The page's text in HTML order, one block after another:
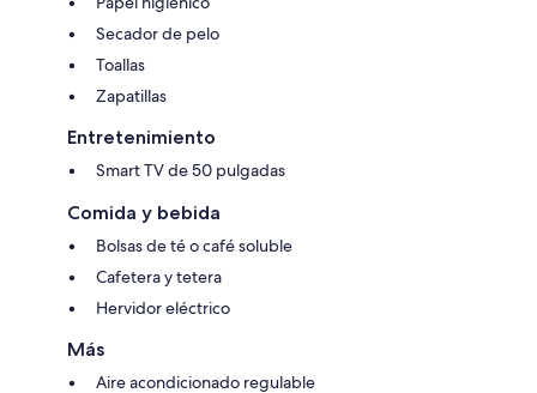
Secador de pelo
Toallas
Zapatillas
Entretenimiento
Smart TV de 50 pulgadas
Comida y bebida
Bolsas de té o café soluble
Cafetera y tetera
Hervidor eléctrico
Más
Aire acondicionado regulable